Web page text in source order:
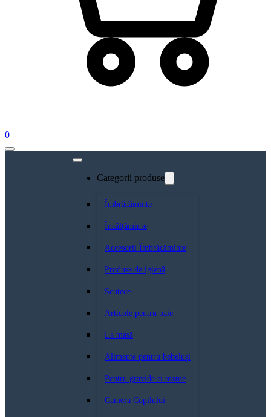
0
Categorii produse
Îmbrăcăminte
Încălțăminte
Accesorii Îmbrăcăminte
Produse de igienă
Scutece
Articole pentru baie
La masă
Alimente pentru bebeluși
Pentru gravide si mame
Camera Copilului